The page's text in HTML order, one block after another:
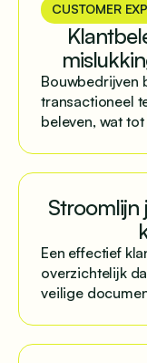
CUSTOMER
Bouwbedrijven
transactioneel
beleven, wat
Stroomlijn
Een effectief
overzichtelijk
veilige